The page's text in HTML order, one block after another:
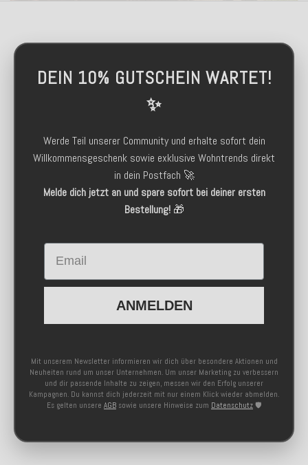
DEIN 10% GUTSCHEIN WARTET!
✨
Werde Teil unserer Community und erhalte sofort dein
Willkommensgeschenk sowie exklusive Wohntrends direkt
in dein Postfach 🚀
Melde dich jetzt an und spare sofort bei deiner ersten
Bestellung!🎁
Email
ANMELDEN
Mit unserem Newsletter informieren wir dich über besondere Aktionen und
Neuheiten rund um unser Unternehmen. Um unser Marketing zu verbessern
und dir passende Inhalte zu zeigen, messen wir den Erfolg unserer
Kampagnen. Du kannst dich jederzeit mit nur einem Klick wieder abmelden.
Es gelten unsere AGB sowie unsere Hinweise zum Datenschutz 🛡️